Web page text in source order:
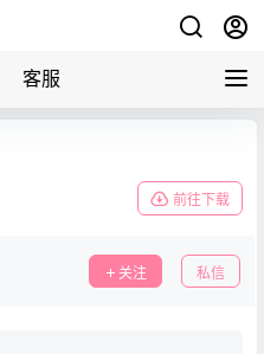
客服
前往下载
关注 私信